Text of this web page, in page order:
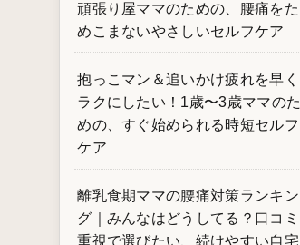
頑張り屋ママのための、腰痛をた
めこまないやさしいセルフケア
抱っこマン＆追いかけ疲れを早く
ラクにしたい！1歳〜3歳ママのた
めの、すぐ始められる時短セルフ
ケア
離乳食期ママの腰痛対策ランキン
グ｜みんなはどうしてる？口コミ
重視で選びたい、続けやすい自宅